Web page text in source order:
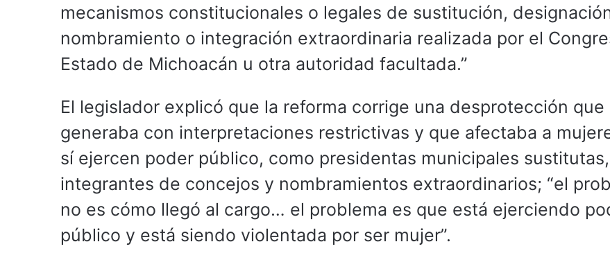
mecanismos constitucionales o legales de sustitución,
nombramiento o integración extraordinaria realizada por el
Estado de Michoacán u otra autoridad facultada.”
El legislador explicó que la reforma corrige una desprotección que
generaba con interpretaciones restrictivas y que afectaba a
sí ejercen poder público, como presidentas municipales sustitutas,
integrantes de concejos y nombramientos extraordinarios; “el
no es cómo llegó al cargo… el problema es que está ejerciendo
público y está siendo violentada por ser mujer”.